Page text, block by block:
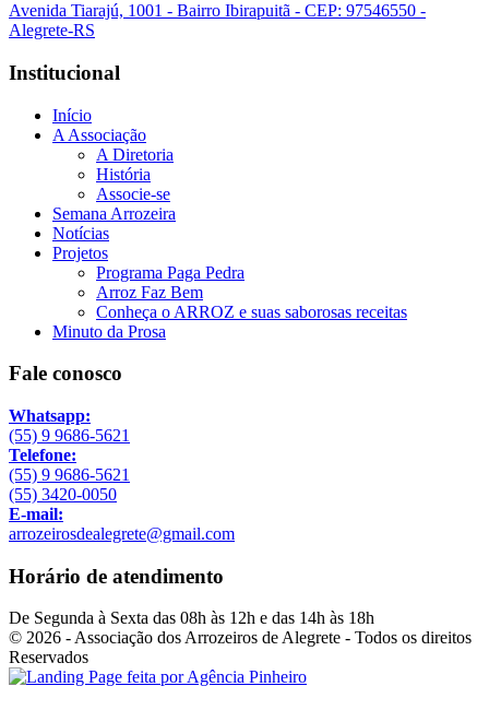
Avenida Tiarajú, 1001 - Bairro Ibirapuitã - CEP: 97546550 -
Alegrete-RS
Institucional
Início
A Associação
A Diretoria
História
Associe-se
Semana Arrozeira
Notícias
Projetos
Programa Paga Pedra
Arroz Faz Bem
Conheça o ARROZ e suas saborosas receitas
Minuto da Prosa
Fale conosco
Whatsapp:
(55) 9 9686-5621
Telefone:
(55) 9 9686-5621
(55) 3420-0050
E-mail:
arrozeirosdealegrete@gmail.com
Horário de atendimento
De Segunda à Sexta das 08h às 12h e das 14h às 18h
© 2026 - Associação dos Arrozeiros de Alegrete - Todos os direitos
Reservados